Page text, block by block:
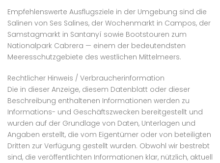
Empfehlenswerte Ausflugsziele in der Umgebung sind die
Salinen von Ses Salines, der Wochenmarkt in Campos, der
Samstagmarkt in Santanyí sowie Bootstouren zum
Nationalpark Cabrera — einem der bedeutendsten
Meeresschutzgebiete des westlichen Mittelmeers.
Rechtlicher Hinweis / Verbraucherinformation
Die in dieser Anzeige, diesem Datenblatt oder dieser
Beschreibung enthaltenen Informationen werden zu
Informations- und Geschäftszwecken bereitgestellt und
wurden auf der Grundlage von Daten, Unterlagen und
Angaben erstellt, die vom Eigentümer oder von beteiligten
Dritten zur Verfügung gestellt wurden. Obwohl wir bestrebt
sind, die veröffentlichten Informationen klar, nützlich, aktuell